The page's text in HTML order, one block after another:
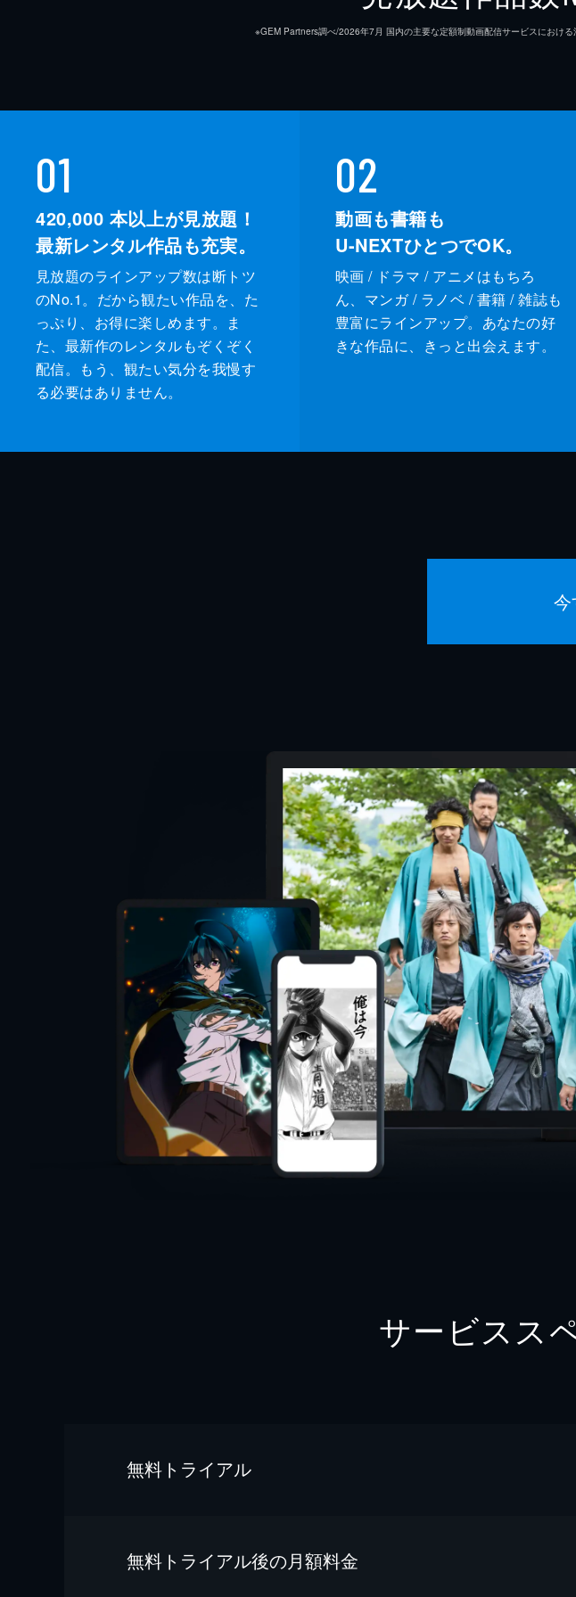
※GEM Partners調べ/2026年7⽉ 国内の主要な定額制動画配信サービスにおけ
01
420,000 本以上が見放題！
最新レンタル作品も充実。
見放題のラインアップ数は断トツ
のNo.1。だから観たい作品を、た
っぷり、お得に楽しめます。ま
た、最新作のレンタルもぞくぞく
配信。もう、観たい気分を我慢す
る必要はありません。
02
動画も書籍も
U-NEXTひとつでOK。
映画 / ドラマ / アニメはもちろ
ん、マンガ / ラノベ / 書籍 / 雑誌も
豊富にラインアップ。あなたの好
きな作品に、きっと出会えます。
サービスス
無料トライアル
無料トライアル後の⽉額料金